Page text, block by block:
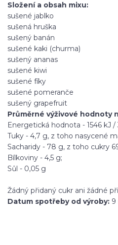
Složení a obsah mixu:
sušené jablko
sušená hruška
sušený banán
sušené kaki (churma)
sušený ananas
sušené kiwi
sušené fíky
sušené pomeranče
sušený grapefruit
Průměrné výživové hodnoty
Energetická hodnota - 1546 kJ /
Tuky - 4,7 g, z toho nasycené
Sacharidy - 78 g, z toho cukry
Bílkoviny - 4,5 g;
Sůl - 0,05 g
Žádný přidaný cukr ani žádné
Datum spotřeby od výroby: 9